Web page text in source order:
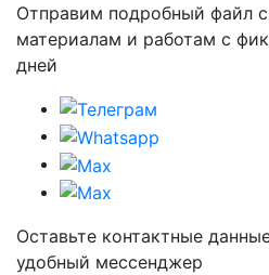
Отправим подробный файл
материалам и работам с
дней
Оставьте контактные
удобный мессенджер